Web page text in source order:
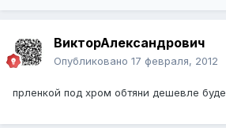
ВикторАлександрович
Опубликовано 17 февраля, 2012
прленкой под хром обтяни дешевле